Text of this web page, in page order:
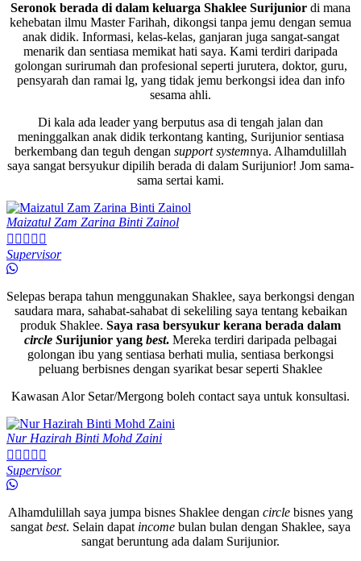
Seronok berada di dalam keluarga Shaklee Surijunior di mana
kehebatan ilmu Master Farihah, dikongsi tanpa jemu dengan semua
anak didik. Informasi, kelas-kelas, ganjaran juga sangat-sangat
menarik dan sentiasa memikat hati saya. Kami terdiri daripada
golongan surirumah dan profesional seperti jurutera, doktor, guru,
pensyarah dan ramai lg, yang tidak jemu berkongsi idea dan info
sesama ahli.
Di kala ada leader yang berputus asa di tengah jalan dan
meninggalkan anak didik terkontang kanting, Surijunior sentiasa
berkembang dan teguh dengan support systemnya. Alhamdulillah
saya sangat bersyukur dipilih berada di dalam Surijunior! Jom sama-
sama sertai kami.
Maizatul Zam Zarina Binti Zainol
    
Supervisor
Selepas berapa tahun menggunakan Shaklee, saya berkongsi dengan
saudara mara, sahabat-sahabat di sekeliling saya tentang kebaikan
produk Shaklee. Saya rasa bersyukur kerana berada dalam
circle Surijunior yang best. Mereka terdiri daripada pelbagai
golongan ibu yang sentiasa berhati mulia, sentiasa berkongsi
peluang berbisnes dengan syarikat besar seperti Shaklee
Kawasan Alor Setar/Mergong boleh contact saya untuk konsultasi.
Nur Hazirah Binti Mohd Zaini
    
Supervisor
Alhamdulillah saya jumpa bisnes Shaklee dengan circle bisnes yang
sangat best. Selain dapat income bulan bulan dengan Shaklee, saya
sangat beruntung ada dalam Surijunior.